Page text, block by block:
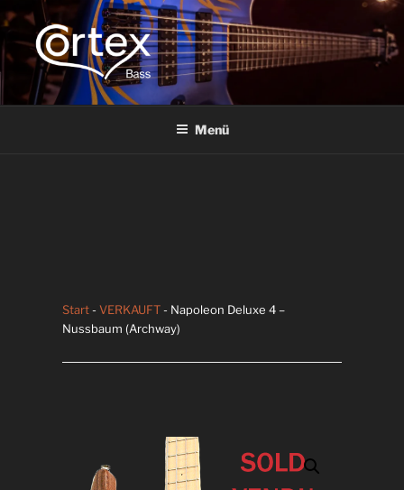
CORTEX BASS
Express your creative flow
Menü
Start- VERKAUFT- Napoleon Deluxe 4 –
Nussbaum (Archway)